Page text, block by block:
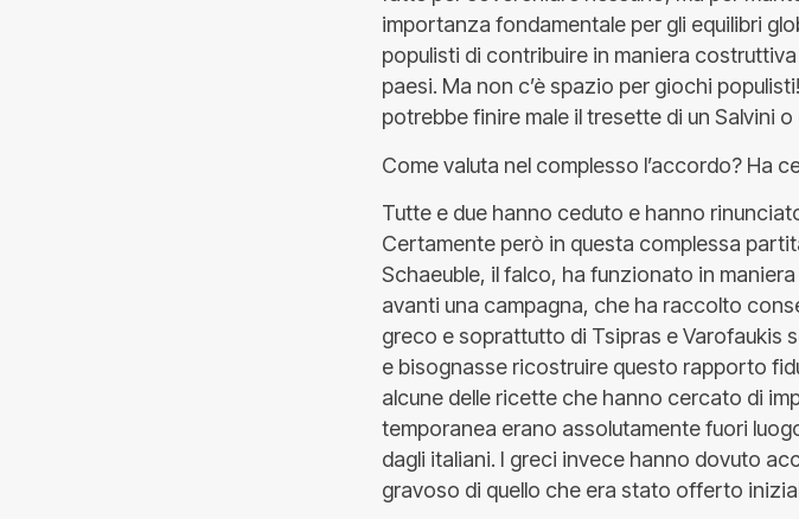
importanza fondamentale per gli equilibri
populisti di contribuire in maniera
paesi. Ma non c’è spazio per giochi
potrebbe finire male il tresette di un Salvini o
Come valuta nel complesso l’accordo? Ha
Tutte e due hanno ceduto e hanno
Certamente però in questa complessa
Schaeuble, il falco, ha funzionato in
avanti una campagna, che ha raccolto
greco e soprattutto di Tsipras e Varofaukis
e bisognasse ricostruire questo rapporto
alcune delle ricette che hanno cercato di
temporanea erano assolutamente fuori
dagli italiani. I greci invece hanno dovuto
gravoso di quello che era stato offerto